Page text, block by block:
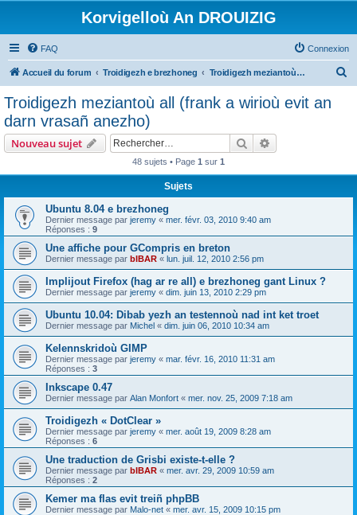
Korvigelloù An DROUIZIG
FAQ Connexion
Accueil du forum Troidigezh e brezhoneg Troidigezh meziantoù all (frank a wirioù evit an darn vrasañ anezho)
Troidigezh meziantoù all (frank a wirioù evit an
darn vrasañ anezho)
Nouveau sujet Rechercher
48 sujets • Page 1 sur 1
Sujets
Ubuntu 8.04 e brezhoneg
Dernier message par jeremy « mer. févr. 03, 2010 9:40 am
Réponses : 9
Une affiche pour GCompris en breton
Dernier message par bIBAR « lun. juil. 12, 2010 2:56 pm
Implijout Firefox (hag ar re all) e brezhoneg gant Linux ?
Dernier message par jeremy « dim. juin 13, 2010 2:29 pm
Ubuntu 10.04: Dibab yezh an testennoù nad int ket troet
Dernier message par Michel « dim. juin 06, 2010 10:34 am
Kelennskridoù GIMP
Dernier message par jeremy « mar. févr. 16, 2010 11:31 am
Réponses : 3
Inkscape 0.47
Dernier message par Alan Monfort « mer. nov. 25, 2009 7:18 am
Troidigezh « DotClear »
Dernier message par jeremy « mer. août 19, 2009 8:28 am
Réponses : 6
Une traduction de Grisbi existe-t-elle ?
Dernier message par bIBAR « mer. avr. 29, 2009 10:59 am
Réponses : 2
Kemer ma flas evit treiñ phpBB
Dernier message par Malo-net « mer. avr. 15, 2009 10:15 pm